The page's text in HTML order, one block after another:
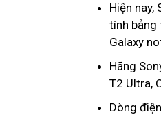
Hiện
tính bảng
Galaxy
Hãng
T2 Ultra,
Dòng